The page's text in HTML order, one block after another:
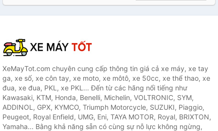
XeMayTot.com chuyên cung cấp thông tin giá cả xe máy, xe tay
ga, xe số, xe côn tay, xe moto, xe môtô, xe 50cc, xe thể thao, xe
đua, xe đua, PKL, xe PKL... Đến từ các hãng nổi tiếng như
Kawasaki, KTM, Honda, Benelli, Michelin, VOLTRONIC, SYM,
ADDINOL, GPX, KYMCO, Triumph Motorcycle, SUZUKI, Piaggio,
Peugeot, Royal Enfield, UMG, Eni, TAYA MOTOR, Royal, BRIXTON,
Yamaha... Bằng khả năng sẵn có cùng sự nỗ lực không ngừng,